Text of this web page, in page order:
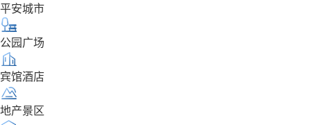
平安城市
公园广场
宾馆酒店
地产景区